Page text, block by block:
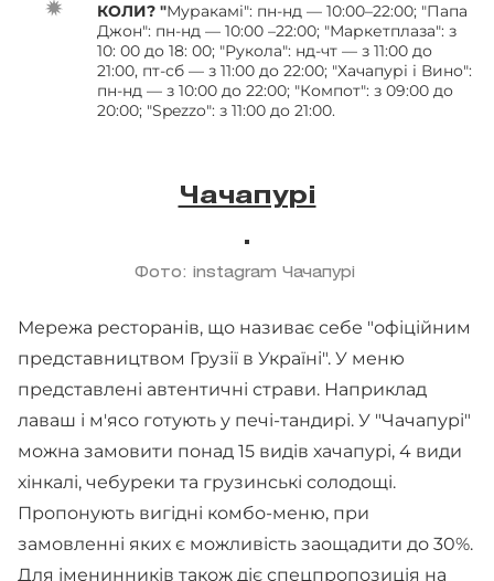
КОЛИ? "Муракамі": пн-нд — 10:00–22:00; "Папа
Джон": пн-нд — 10:00 –22:00; "Маркетплаза": з
10: 00 до 18: 00; "Рукола": нд-чт — з 11:00 до
21:00, пт-сб — з 11:00 до 22:00; "Хачапурі і Вино":
пн-нд — з 10:00 до 22:00; "Компот": з 09:00 до
20:00; "Spezzo": з 11:00 до 21:00.
Чачапурі
Фото: instagram Чачапурі
Мережа ресторанів, що називає себе "офіційним
представництвом Грузії в Україні". У меню
представлені автентичні страви. Наприклад
лаваш і м'ясо готують у печі-тандирі. У "Чачапурі"
можна замовити понад 15 видів хачапурі, 4 види
хінкалі, чебуреки та грузинські солодощі.
Пропонують вигідні комбо-меню, при
замовленні яких є можливість заощадити до 30%.
Для іменинників також діє спецпропозиція на